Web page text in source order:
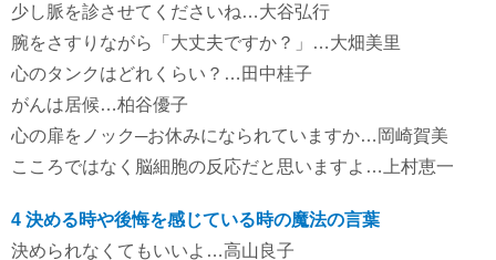
少し脈を診させてくださいね…大谷弘行
腕をさすりながら「大丈夫ですか？」…大畑美里
心のタンクはどれくらい？…田中桂子
がんは居候…柏谷優子
心の扉をノック─お休みになられていますか…岡崎賀美
こころではなく脳細胞の反応だと思いますよ…上村恵一
4 決める時や後悔を感じている時の魔法の言葉
決められなくてもいいよ…高山良子